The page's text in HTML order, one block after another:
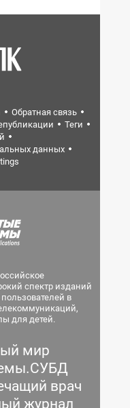
Обратная связь
Теги
данных
спектр изданий
в
для детей.
мир
врач
журнал